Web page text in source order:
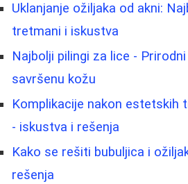
Uklanjanje ožiljaka od akni:
tretmani i iskustva
Najbolji pilingi za lice -
savršenu kožu
Komplikacije nakon estetskih
- iskustva i rešenja
Kako se rešiti bubuljica i
rešenja